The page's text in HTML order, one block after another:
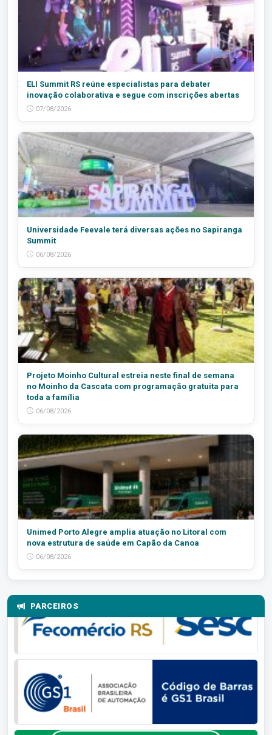
ELI Summit RS reúne especialistas para debater
inovação colaborativa e segue com inscrições abertas
07/08/2026
Universidade Feevale terá diversas ações no Sapiranga
Summit
06/08/2026
Projeto Moinho Cultural estreia neste final de semana
no Moinho da Cascata com programação gratuita para
toda a família
06/08/2026
Unimed Porto Alegre amplia atuação no Litoral com
nova estrutura de saúde em Capão da Canoa
06/08/2026
PARCEIROS